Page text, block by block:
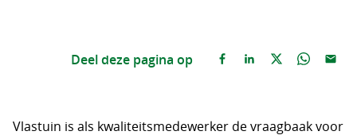
Deel deze pagina op
Vlastuin is als kwaliteitsmedewerker de vraagbaak voor